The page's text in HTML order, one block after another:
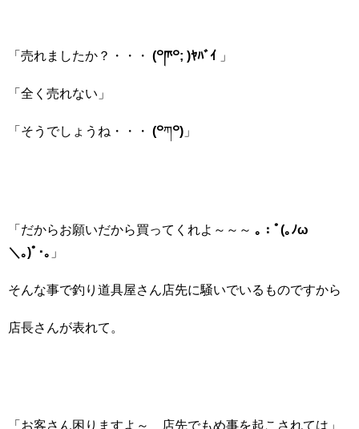
「売れましたか？・・・ (꒪ཫ꒪; )ﾔﾊﾞｲ 」
「全く売れない」
「そうでしょうね・・・ (꒪ཀ꒪) 」
「だからお願いだから買ってくれよ～～～ ｡：ﾟ(｡ﾉω
＼｡)ﾟ･｡ 」
そんな事で釣り道具屋さん店先に騒いでいるものですから
店長さんが表れて。
「お客さん困りますよ～ 店先でもめ事を起こされては」